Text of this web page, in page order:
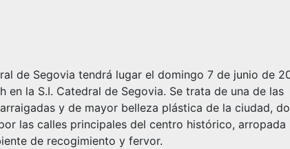
de Segovia tendrá lugar el domingo 7 de junio de
en la S.I. Catedral de Segovia. Se trata de una de las
y de mayor belleza plástica de la ciudad,
las calles principales del centro histórico, arropada
de recogimiento y fervor.